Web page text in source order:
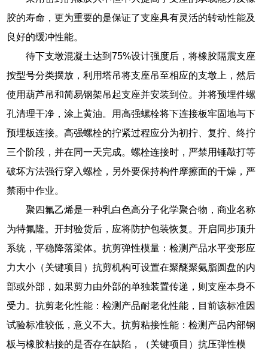
胶的寿命，更为重要的是保证了支座具有灵活的转动性能及
良好的缓冲性能。
待下支墩混凝土达到75%设计强度后，将橡胶隔震支座
按型号分类摆放，利用塔吊将支座吊至相应的支墩上，然后
使用葫芦吊和简易钢架吊起支座并安装到位。并将预埋件螺
孔清理干净，涂上黄油。用高强螺栓将下连接板牢固地与下
预埋板连接。高强螺栓的拧紧过程应分为初拧、复拧、终拧
三个阶段，并在同一天完成。螺栓连接时，严禁用锤敲打等
破坏方法强行穿入螺栓，另外要保持构件摩擦面的干燥，严
禁雨中作业。
聚四氟乙烯是一种乳白色高分子化学聚合物，商业名称
为特氟隆。开封验货后，应将防护包装恢复。开启同步顶升
系统，平稳降落梁体。抗剪弹性模量：检测产品水平变形应
力大小（关键项目）抗剪机构可设置在聚醚聚氨脂圆盘的内
部或外部，如果剪力由外部的单独装置传递，则支座本身不
受力。抗剪老化性能：检测产品耐老化性能，目前该标准因
试验标准较低，意义不大。抗剪粘接性能：检测产品内部钢
板与橡胶粘接的是否存在缺陷，（关键项目）抗压弹性模